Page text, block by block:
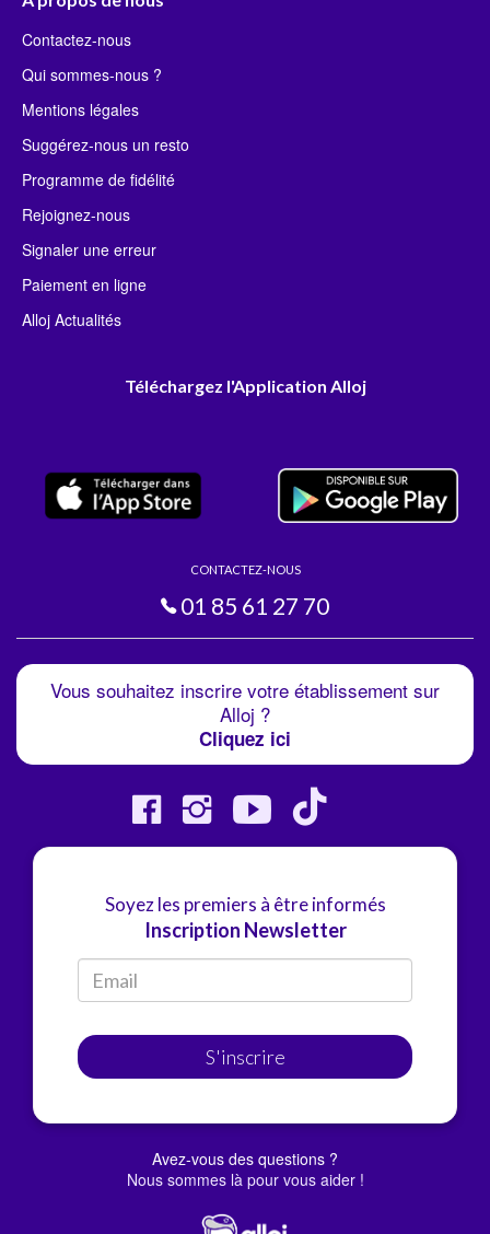
Contactez-nous
Qui sommes-nous ?
Mentions légales
Suggérez-nous un resto
Programme de fidélité
Rejoignez-nous
Signaler une erreur
Paiement en ligne
Alloj Actualités
Téléchargez l'Application Alloj
CONTACTEZ-NOUS
01 85 61 27 70
Vous souhaitez inscrire votre établissement sur
Alloj ?
Cliquez ici
Soyez les premiers à être informés
Inscription Newsletter
S'inscrire
Avez-vous des questions ?
Nous sommes là pour vous aider !